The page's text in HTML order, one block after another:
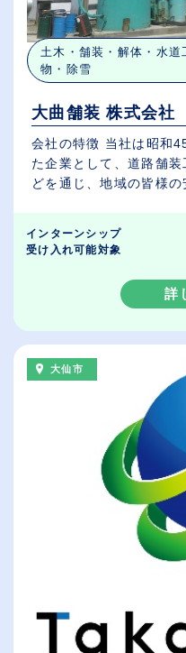
土木・舗装・解体・水
物・除雪
大曲舗装 株式会社
会社の特徴 当社は昭和
た企業として、道路舗
どを通じ、地域の皆様の
インターンシップ
受け入れ可能対象
詳
大仙市